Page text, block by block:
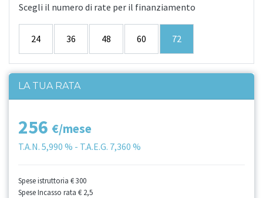
Scegli il numero di rate per il finanziamento
24 36 48 60 72
LA TUA RATA
256 €/mese
T.A.N. 5,990 % - T.A.E.G. 7,360 %
Spese istruttoria € 300
Spese Incasso rata € 2,5